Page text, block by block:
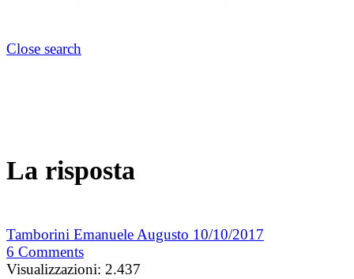
Close search
La risposta
Tamborini Emanuele Augusto 10/10/2017
6 Comments
Visualizzazioni: 2.437